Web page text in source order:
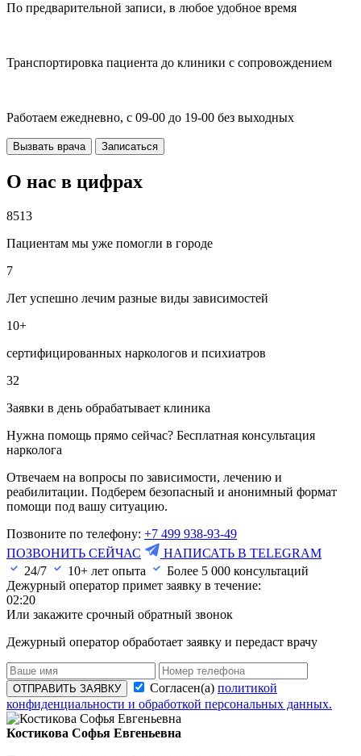
По предварительной записи, в любое удобное время
Транспортировка пациента до клиники с сопровождением
Работаем ежедневно, с 09-00 до 19-00 без выходных
Вызвать врача Записаться
О нас в цифрах
8513
Пациентам мы уже помогли в городе
7
Лет успешно лечим разные виды зависимостей
10+
сертифицированных наркологов и психиатров
32
Заявки в день обрабатывает клиника
Нужна помощь прямо сейчас? Бесплатная консультация
нарколога
Отвечаем на вопросы по зависимости, лечению и
реабилитации. Подберем безопасный и анонимный формат
помощи под вашу ситуацию.
Позвоните по телефону: +7 499 938-93-49
ПОЗВОНИТЬ СЕЙЧАС
НАПИСАТЬ В TELEGRAM
24/7
10+ лет опыта Более 5 000 консультаций
Дежурный оператор примет заявку в течение:
02:20
Или закажите срочный обратный звонок
Дежурный оператор обработает заявку и передаст врачу
ОТПРАВИТЬ ЗАЯВКУ Согласен(а) политикой
конфиденциальности и обработкой персональных данных.
Костикова Софья Евгеньевна